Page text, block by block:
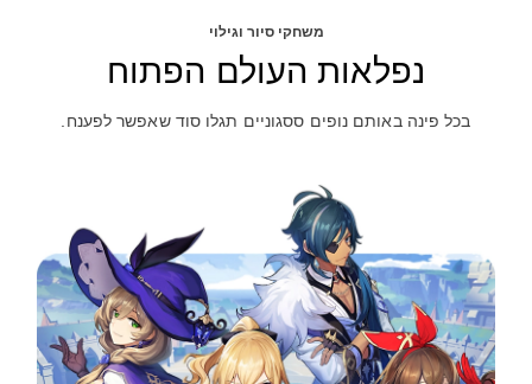
משחקי סיור וגילוי
נפלאות העולם הפתוח
בכל פינה באותם נופים ססגוניים תגלו סוד שאפשר לפענח.